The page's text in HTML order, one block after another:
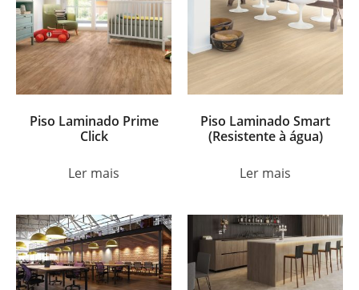
Piso Laminado Prime
Click
Ler mais
Piso Laminado Smart
(Resistente à água)
Ler mais